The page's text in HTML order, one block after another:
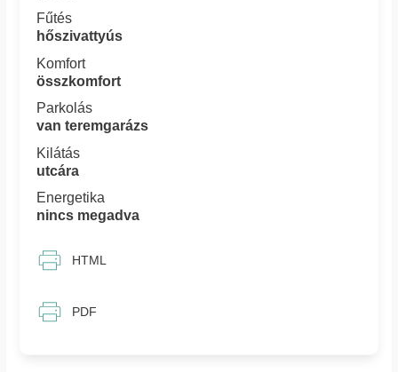
Fűtés
hőszivattyús
Komfort
összkomfort
Parkolás
van teremgarázs
Kilátás
utcára
Energetika
nincs megadva
HTML
PDF